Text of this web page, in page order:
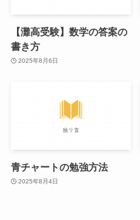
【灘高受験】数学の答案の
書き方
2025年8月6日
青チャートの勉強方法
2025年8月4日